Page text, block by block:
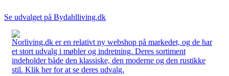
Se udvalget på Bydahlliving.dk
Norliving.dk er en relativt ny webshop på markedet, og de har
et stort udvalg i møbler og indretning. Deres sortiment
indeholder både den klassiske, den moderne og den rustikke
stil. Klik her for at se deres udvalg.